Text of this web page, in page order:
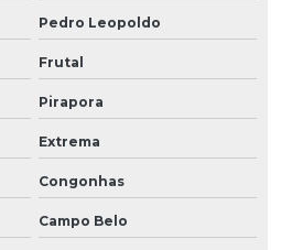
Pedro Leopoldo
Frutal
Pirapora
Extrema
Congonhas
Campo Belo